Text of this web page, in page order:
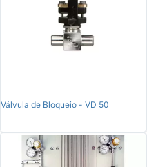
Válvula de Bloqueio - VD 50